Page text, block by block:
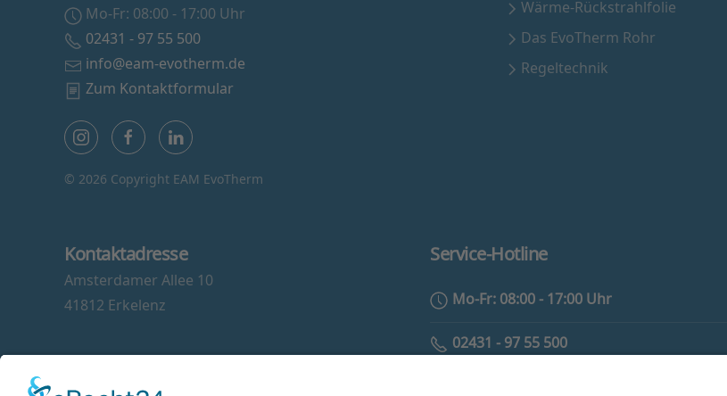
Mo-Fr: 08:00 - 17:00 Uhr
02431 - 97 55 500
info@eam-evotherm.de
Zum Kontaktformular
© 2026 Copyright EAM EvoTherm
Wärme-Rückstrahlfolie
Das EvoTherm Rohr
Regeltechnik
Kontaktadresse
Amsterdamer Allee 10
41812 Erkelenz
Service-Hotline
Mo-Fr: 08:00 - 17:00 Uhr
02431 - 97 55 500